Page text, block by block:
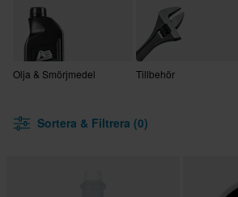
Olja & Smörjmedel Tillbehör
Sortera & Filtrera (0)